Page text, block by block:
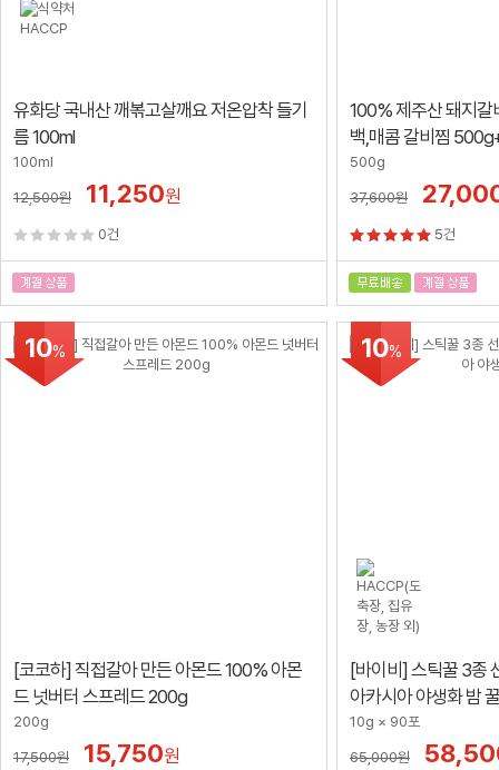
유화당 국내산 깨볶고살깨요 저온압착 들기
름 100ml
100ml
12,500원 11,250원
0건
100% 제주산 돼지갈
백,매콤 갈비찜
500g
37,600원
5건
10%
[코코하] 직접갈아 만든 아몬드 100% 아몬
드 넛버터 스프레드 200g
200g
17,500원 15,750원
10%
[바이비] 스틱꿀 3종
아카시아 야생화 밤 꿀
10g × 90포
65,000원